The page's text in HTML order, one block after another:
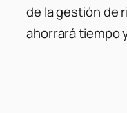
de la gestión de
ahorrará tiempo